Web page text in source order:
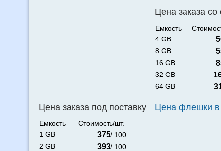
Цена заказа под поставку
Емкость
Стоимость/шт.
1 GB
375/ 100
2 GB
393/ 100
Цена заказа со
Емкость
4 GB
8 GB
16 GB
32 GB
64 GB
Цена флешки в